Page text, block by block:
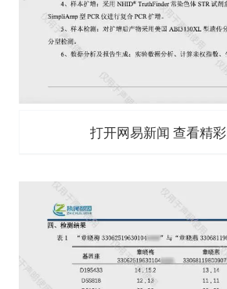
打开网易新闻 查看精